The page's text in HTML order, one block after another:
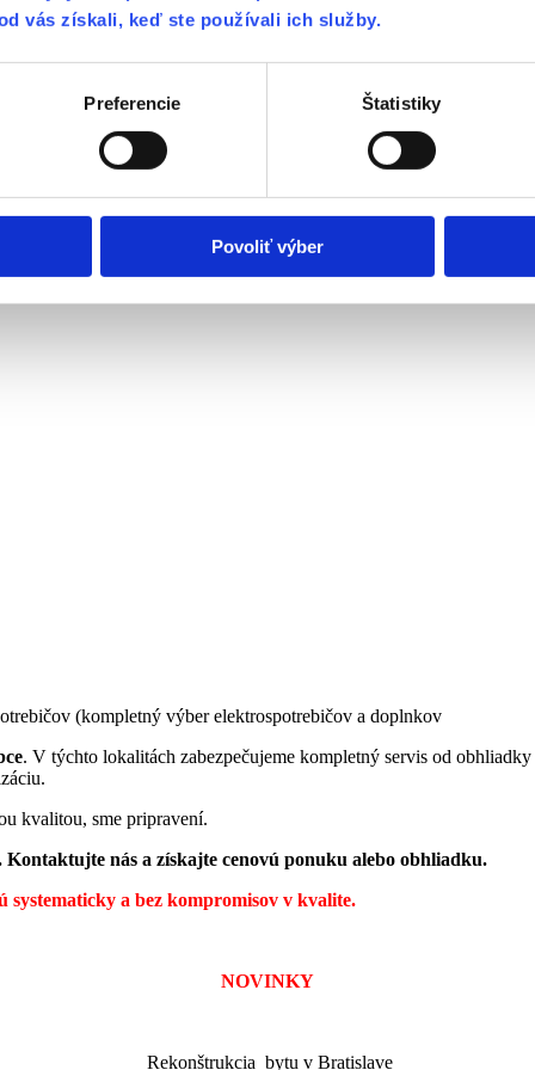
vás získali, keď ste používali ich služby.
Preferencie Štatistiky
Povoliť výber
Rekonštrukcie bytov a domov s McCoy
Zabezpečujeme kompletné stavebné práce,
montáže obkladov a dlažieb, prípravných prác aj finálnych
(kompletný výber elektrospotrebičov a doplnkov
. V týchto lokalitách zabezpečujeme kompletný servis od
kvalitou, sme pripravení.
nás a získajte cenovú ponuku alebo obhliadku.
a bez kompromisov v kvalite.
NOVINKY
Rekonštrukcia bytu v Bratislave